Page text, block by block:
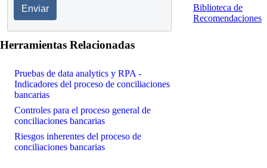
Enviar
Herramientas Relacionadas
Pruebas de data analytics y RPA -
Indicadores del proceso de conciliaciones
bancarias
Controles para el proceso general de
conciliaciones bancarias
Riesgos inherentes del proceso de
conciliaciones bancarias
Biblioteca de
Recomendaciones